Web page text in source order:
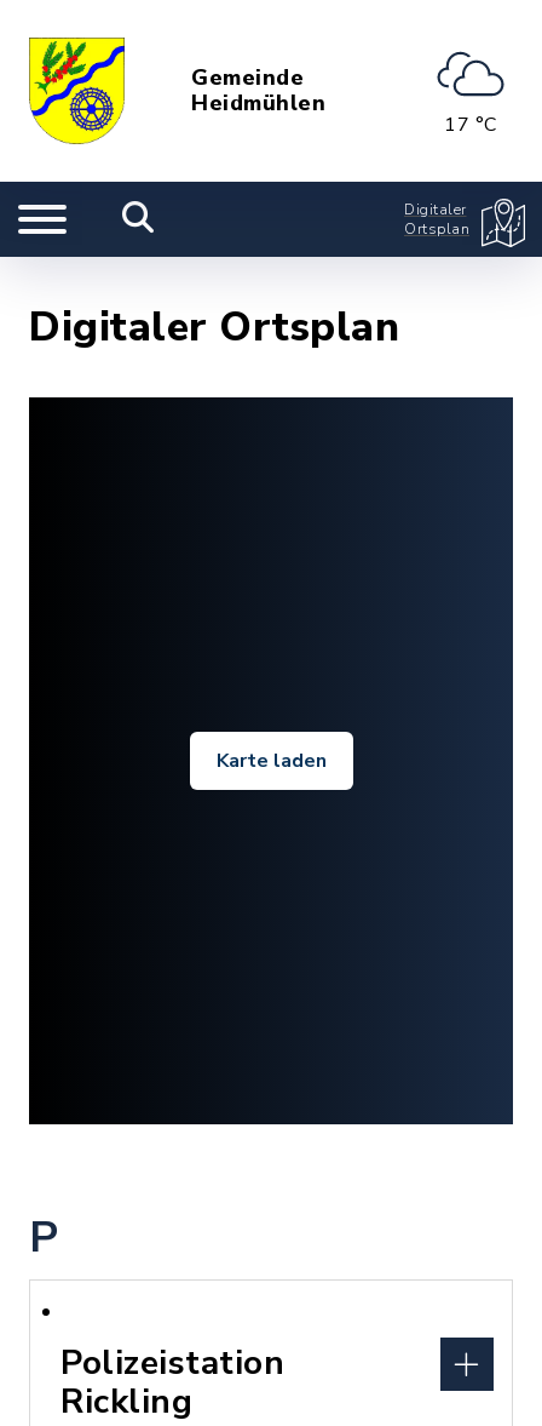
Gemeinde
Heidmühlen
17 °C
Digitaler
Ortsplan
Digitaler Ortsplan
Karte laden
P
Polizeistation
Rickling